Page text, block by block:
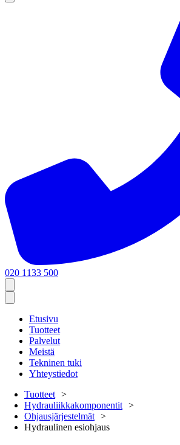
020 1133 500
Etusivu
Tuotteet
Palvelut
Meistä
Tekninen tuki
Yhteystiedot
Tuotteet
Hydrauliikkakomponentit
Ohjausjärjestelmät
Hydraulinen esiohjaus